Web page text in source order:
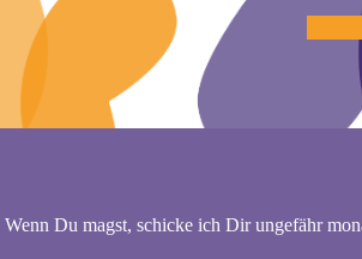
Wenn Du magst, schicke ich Dir ungefähr